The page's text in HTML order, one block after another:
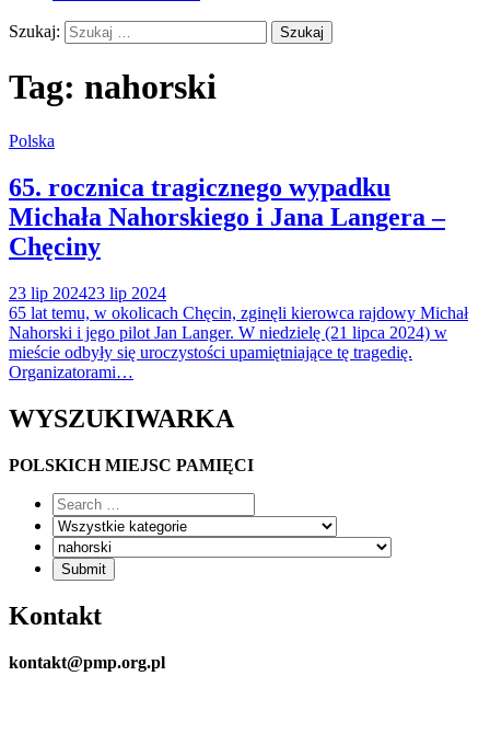
Szukaj:
Tag: nahorski
Polska
65. rocznica tragicznego wypadku
Michała Nahorskiego i Jana Langera –
Chęciny
23 lip 202423 lip 2024
65 lat temu, w okolicach Chęcin, zginęli kierowca rajdowy Michał
Nahorski i jego pilot Jan Langer. W niedzielę (21 lipca 2024) w
mieście odbyły się uroczystości upamiętniające tę tragedię.
Organizatorami…
WYSZUKIWARKA
POLSKICH MIEJSC PAMIĘCI
Kontakt
kontakt@pmp.org.pl